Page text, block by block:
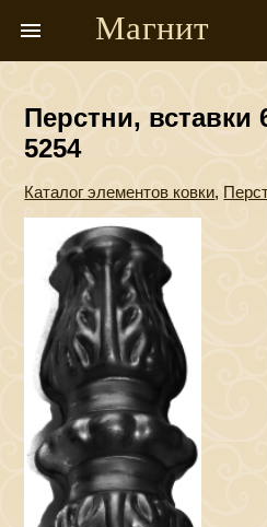
menu Магнит
Перстни, вставки
5254
Каталог элементов ковки,